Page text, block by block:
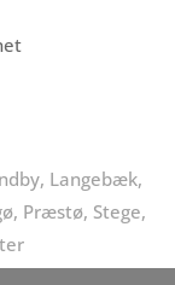
Langebæk,
Præstø, Stege,